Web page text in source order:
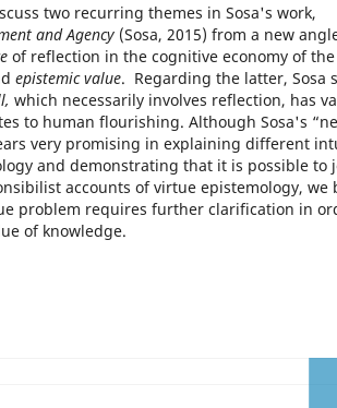
two recurring themes in Sosa's work,
and Agency (Sosa, 2015) from a new
of reflection in the cognitive economy of the
epistemic value. Regarding the latter, Sosa
which necessarily involves reflection, has
to human flourishing. Although Sosa's
very promising in explaining different
and demonstrating that it is possible to
accounts of virtue epistemology, we
problem requires further clarification in
of knowledge.